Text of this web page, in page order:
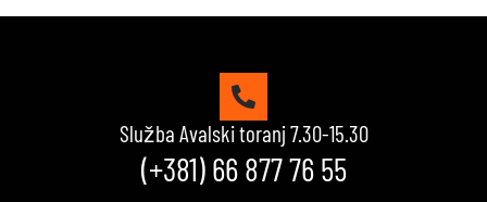
Služba Avalski toranj 7.30-15.30
(+381) 66 877 76 55